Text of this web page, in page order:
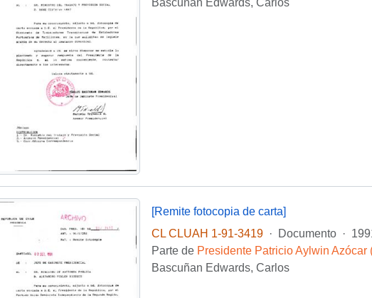
[Remite fotocopia de carta]
CL CLUAH 1-91-3419
· Documento ·
Parte de Presidente Patricio Aylwin Azócar
Bascuñan Edwards, Carlos